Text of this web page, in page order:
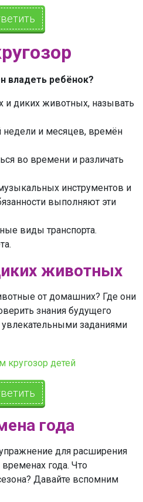
владеть ребёнок?
и диких животных, называть
недели и месяцев, времён
во времени и различать
инструментов и
выполняют эти
виды транспорта.
животных
от домашних? Где они
знания будущего
заданиями
года
для расширения
года. Что
Давайте вспомним